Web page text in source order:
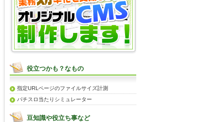
役立つかも？なもの
指定URLページのファイルサイズ計測
パチスロ当たりシミュレーター
豆知識や役立ち事など